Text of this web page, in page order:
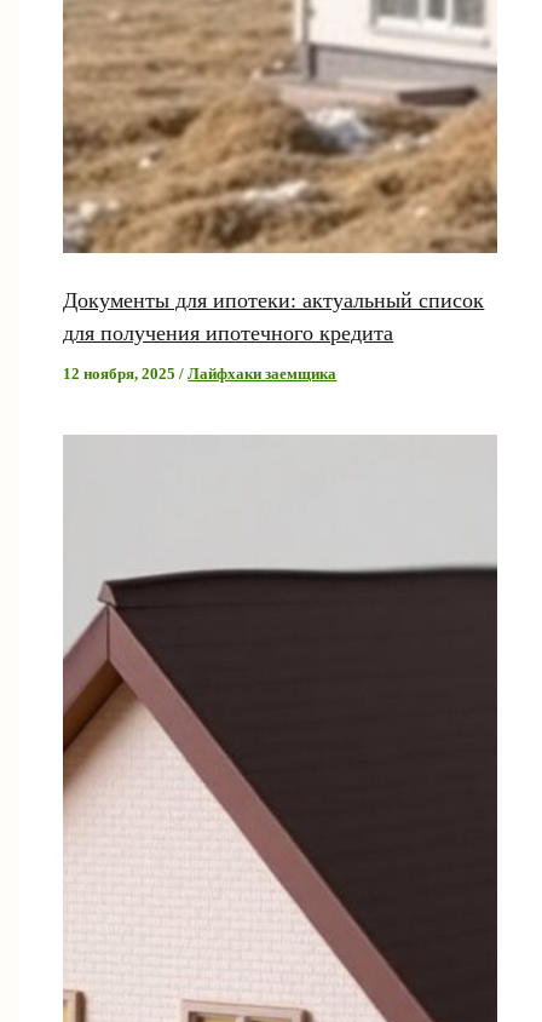
Документы для ипотеки: актуальный список
для получения ипотечного кредита
12 ноября, 2025/Лайфхаки заемщика